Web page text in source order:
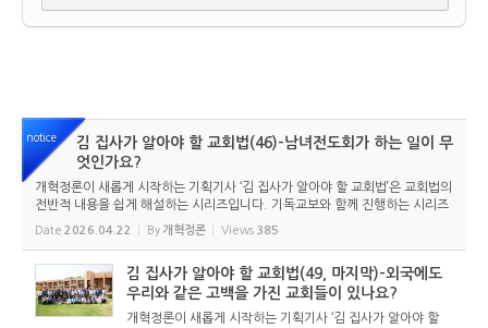
notice
김 집사가 알아야 할 교회법(46)-남녀전도회가 하는 일이 무
엇인가요?
개혁정론이 새롭게 시작하는 기획기사 ‘김 집사가 알아야 할 교회법’은 교회법의
전반적 내용을 쉽게 해설하는 시리즈입니다. 기독교보와 함께 진행하는 시리즈
로서 여기에 싣는 것은 기독교보의 허락을 받았습니다. 글 내용은 기독교보에
Date 2026.04.22 By 개혁정론 Views 385
김 집사가 알아야 할 교회법(49, 마지막)-외국에도
우리와 같은 고백을 가진 교회들이 있나요?
개혁정론이 새롭게 시작하는 기획기사 ‘김 집사가 알아야 할